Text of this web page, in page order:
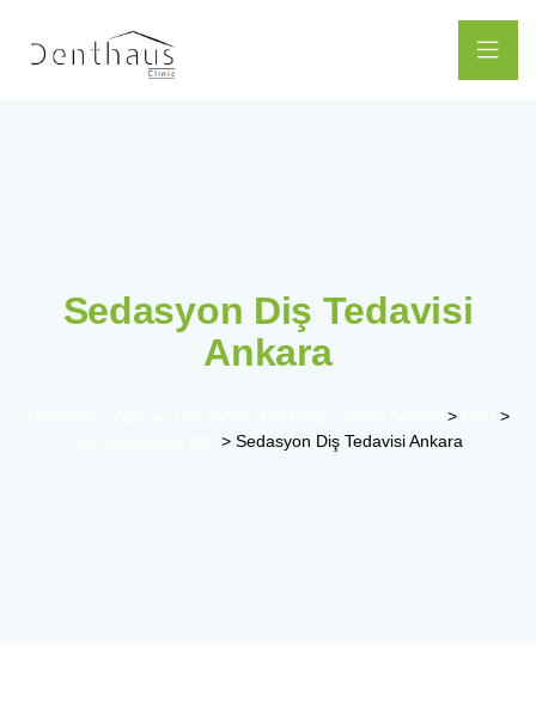
Sedasyon Diş Tedavisi
Ankara
>
>
> Sedasyon Diş Tedavisi Ankara